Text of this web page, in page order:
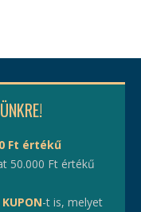
Ft értékű
50.000 Ft értékű
KUPON-t is, melyet